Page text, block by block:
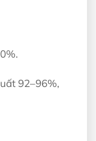
92–96%,